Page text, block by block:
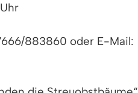
883860 oder E-Mail: